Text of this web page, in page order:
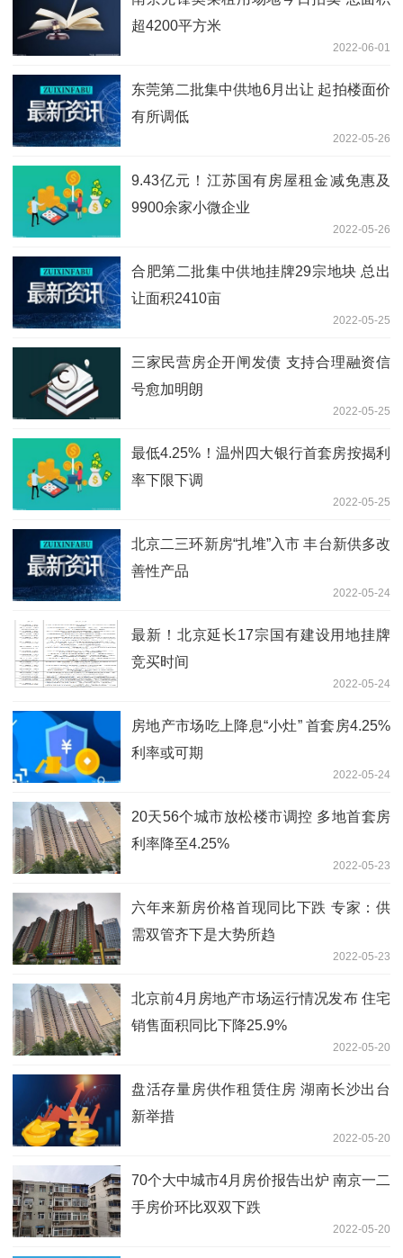
超4200平方米
2022-06-01
东莞第二批集中供地6月出让 起拍楼面价
有所调低
2022-05-26
9.43亿元！江苏国有房屋租金减免惠及
9900余家小微企业
2022-05-26
合肥第二批集中供地挂牌29宗地块 总出
让面积2410亩
2022-05-25
三家民营房企开闸发债 支持合理融资信
号愈加明朗
2022-05-25
最低4.25%！温州四大银行首套房按揭利
率下限下调
2022-05-25
北京二三环新房“扎堆”入市 丰台新供多改
善性产品
2022-05-24
最新！北京延长17宗国有建设用地挂牌
竞买时间
2022-05-24
房地产市场吃上降息“小灶” 首套房4.25%
利率或可期
2022-05-24
20天56个城市放松楼市调控 多地首套房
利率降至4.25%
2022-05-23
六年来新房价格首现同比下跌 专家：供
需双管齐下是大势所趋
2022-05-23
北京前4月房地产市场运行情况发布 住宅
销售面积同比下降25.9%
2022-05-20
盘活存量房供作租赁住房 湖南长沙出台
新举措
2022-05-20
70个大中城市4月房价报告出炉 南京一二
手房价环比双双下跌
2022-05-20